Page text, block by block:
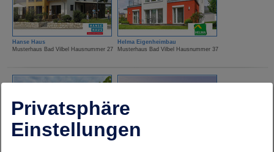
Hanse Haus
Musterhaus Bad Vilbel Hausnummer 27
Helma Eigenheimbau
Musterhaus Bad Vilbel Hausnummer 37
Privatsphäre
Einstellungen